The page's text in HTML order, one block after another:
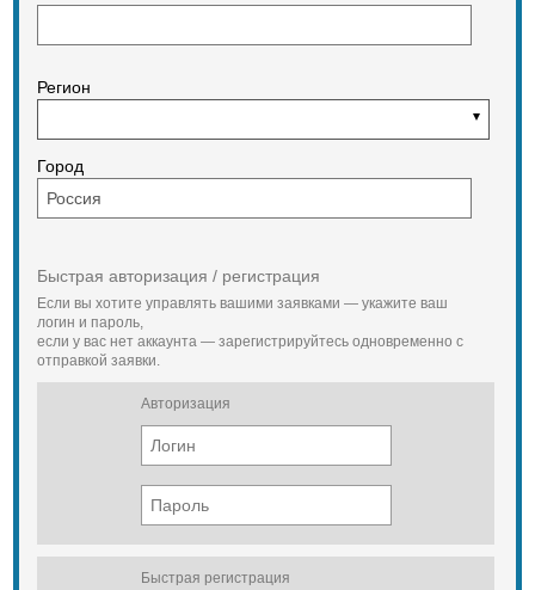
Регион
Город
Быстрая авторизация / регистрация
Если вы хотите управлять вашими заявками — укажите ваш
логин и пароль,
если у вас нет аккаунта — зарегистрируйтесь одновременно с
отправкой заявки.
Авторизация
Быстрая регистрация